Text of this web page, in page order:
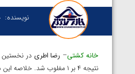
نویسنده:
خانه کشتی– رضا اطری در نخستین
نتیجه ۴ بر ۱ مغلوب شد. خلاصه این دیدار را در ویدیو زیر مشاهده کنید.